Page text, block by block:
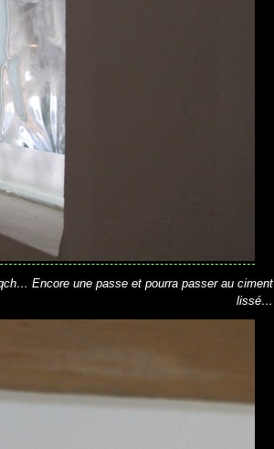
Encore une passe et pourra passer au ciment
lissé…